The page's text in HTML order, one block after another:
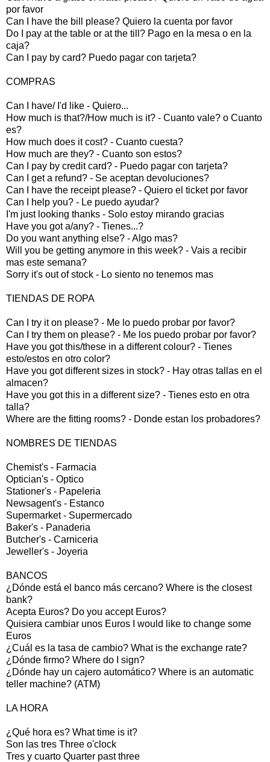
por favor
Can I have the bill please? Quiero la cuenta por favor
Do I pay at the table or at the till? Pago en la mesa o en la
caja?
Can I pay by card? Puedo pagar con tarjeta?
COMPRAS
Can I have/ I'd like - Quiero...
How much is that?/How much is it? - Cuanto vale? o Cuanto
es?
How much does it cost? - Cuanto cuesta?
How much are they? - Cuanto son estos?
Can I pay by credit card? - Puedo pagar con tarjeta?
Can I get a refund? - Se aceptan devoluciones?
Can I have the receipt please? - Quiero el ticket por favor
Can I help you? - Le puedo ayudar?
I'm just looking thanks - Solo estoy mirando gracias
Have you got a/any? - Tienes...?
Do you want anything else? - Algo mas?
Will you be getting anymore in this week? - Vais a recibir
mas este semana?
Sorry it's out of stock - Lo siento no tenemos mas
TIENDAS DE ROPA
Can I try it on please? - Me lo puedo probar por favor?
Can I try them on please? - Me los puedo probar por favor?
Have you got this/these in a different colour? - Tienes
esto/estos en otro color?
Have you got different sizes in stock? - Hay otras tallas en el
almacen?
Have you got this in a different size? - Tienes esto en otra
talla?
Where are the fitting rooms? - Donde estan los probadores?
NOMBRES DE TIENDAS
Chemist's - Farmacia
Optician's - Optico
Stationer's - Papeleria
Newsagent's - Estanco
Supermarket - Supermercado
Baker's - Panaderia
Butcher's - Carniceria
Jeweller's - Joyeria
BANCOS
¿Dónde está el banco más cercano? Where is the closest
bank?
Acepta Euros? Do you accept Euros?
Quisiera cambiar unos Euros I would like to change some
Euros
¿Cuál es la tasa de cambio? What is the exchange rate?
¿Dónde firmo? Where do I sign?
¿Dónde hay un cajero automático? Where is an automatic
teller machine? (ATM)
LA HORA
¿Qué hora es? What time is it?
Son las tres Three o'clock
Tres y cuarto Quarter past three